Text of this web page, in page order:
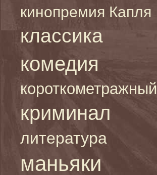
кинопремия Капля
классика
комедия
короткометражный
криминал
литература
маньяки